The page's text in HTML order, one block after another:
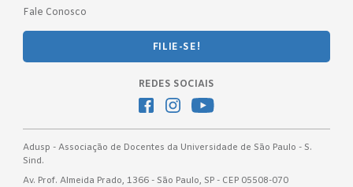
Fale Conosco
FILIE-SE!
REDES SOCIAIS
Adusp - Associação de Docentes da Universidade de São Paulo - S.
Sind.
Av. Prof. Almeida Prado, 1366 - São Paulo, SP - CEP 05508-070